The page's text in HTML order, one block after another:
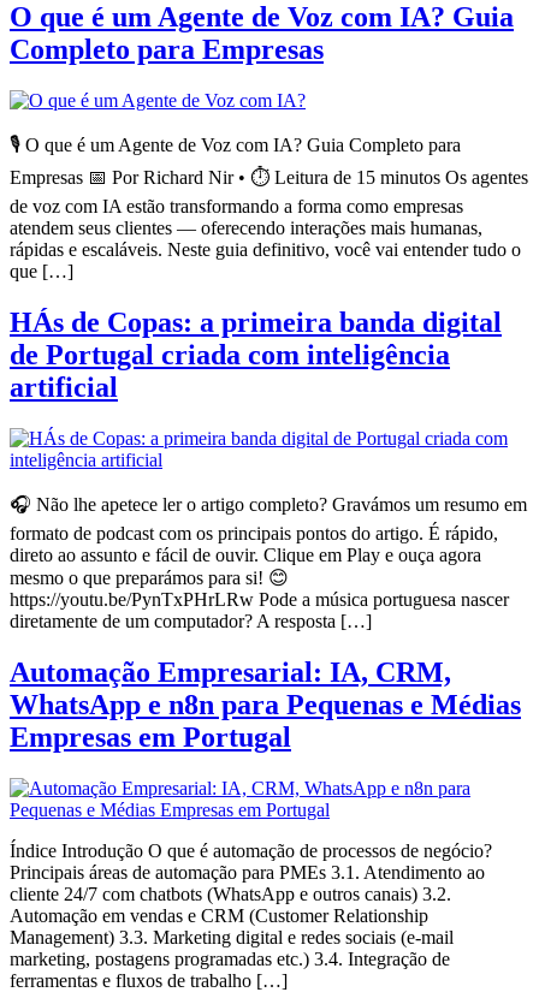
O que é um Agente de Voz com IA? Guia
Completo para Empresas
🎙️ O que é um Agente de Voz com IA? Guia Completo para
Empresas 📅 Por Richard Nir • ⏱️ Leitura de 15 minutos Os agentes
de voz com IA estão transformando a forma como empresas
atendem seus clientes — oferecendo interações mais humanas,
rápidas e escaláveis. Neste guia definitivo, você vai entender tudo o
que […]
HÁs de Copas: a primeira banda digital
de Portugal criada com inteligência
artificial
🎧 Não lhe apetece ler o artigo completo? Gravámos um resumo em
formato de podcast com os principais pontos do artigo. É rápido,
direto ao assunto e fácil de ouvir. Clique em Play e ouça agora
mesmo o que preparámos para si! 😊
https://youtu.be/PynTxPHrLRw Pode a música portuguesa nascer
diretamente de um computador? A resposta […]
Automação Empresarial: IA, CRM,
WhatsApp e n8n para Pequenas e Médias
Empresas em Portugal
Índice Introdução O que é automação de processos de negócio?
Principais áreas de automação para PMEs 3.1. Atendimento ao
cliente 24/7 com chatbots (WhatsApp e outros canais) 3.2.
Automação em vendas e CRM (Customer Relationship
Management) 3.3. Marketing digital e redes sociais (e-mail
marketing, postagens programadas etc.) 3.4. Integração de
ferramentas e fluxos de trabalho […]